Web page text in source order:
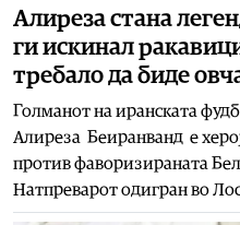
Алиреза стана
ги искинал
требало да биде
Голманот на иранската
Алиреза Беиранванд е
против фаворизираната
Натпреварот одигран во